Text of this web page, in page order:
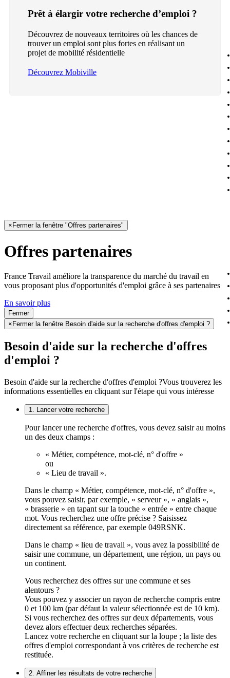
Prêt à élargir votre recherche d’emploi ?
Découvrez de nouveaux territoires où les chances de
trouver un emploi sont plus fortes en réalisant un
projet de mobilité résidentielle
Découvrez Mobiville
× Fermer la fenêtre "Offres partenaires"
Offres partenaires
France Travail améliore la transparence du marché du travail en
vous proposant plus d'opportunités d'emploi grâce à ses partenaires
En savoir plus
Fermer
× Fermer la fenêtre Besoin d'aide sur la recherche d'offres d'emploi ?
Besoin d'aide sur la recherche d'offres
d'emploi ?
Besoin d'aide sur la recherche d'offres d'emploi ?Vous trouverez les
informations essentielles en cliquant sur l'étape qui vous intéresse
1. Lancer votre recherche
Pour lancer une recherche d'offres, vous devez saisir au moins
un des deux champs :
« Métier, compétence, mot-clé, n° d'offre »
ou
« Lieu de travail ».
Dans le champ « Métier, compétence, mot-clé, n° d'offre »,
vous pouvez saisir, par exemple, « serveur », « anglais »,
« brasserie » en tapant sur la touche « entrée » entre chaque
mot. Vous recherchez une offre précise ? Saisissez
directement sa référence, par exemple 049RSNK.
Dans le champ « lieu de travail », vous avez la possibilité de
saisir une commune, un département, une région, un pays ou
un continent.
Vous recherchez des offres sur une commune et ses
alentours ?
Vous pouvez y associer un rayon de recherche compris entre
0 et 100 km (par défaut la valeur sélectionnée est de 10 km).
Si vous recherchez des offres sur deux départements, vous
devez alors effectuer deux recherches séparées.
Lancez votre recherche en cliquant sur la loupe ; la liste des
offres d'emploi correspondant à vos critères de recherche est
restituée.
2. Affiner les résultats de votre recherche